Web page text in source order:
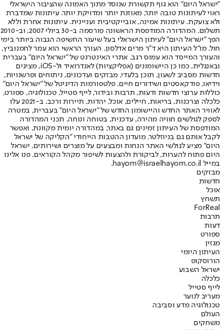
"ישראל היום" הוא גוף תקשורת שנוסד מתוך האמונה שהציבור הישראלי
ראוי לעיתונות טובה יותר, מאוזנת יותר ומדויקת יותר. עיתונות שמדברת
ולא צועקת. עיתונות אמינה, אובייקטיבית ועניינית. עיתונות אחרת וללא
תשלום. המהדורה המודפסת הראשונה פורסמה ב-30 ביולי 2007, וב-2010
הפך "ישראל היום" לעיתון הישראלי בעל שיעור החשיפה הגבוה ביותר בימי
חול. מו"ל העיתון היא ד"ר מרים אדלסון. העורך הראשי הוא עמר לחמנוביץ,
והעורך המייסד הוא עמוס רגב. אתרי האינטרנט של "ישראל היום" בעברית
ובאנגלית, כמו כן היישומונים (אפליקציות) לאנדרואיד ול-iOS, מציגים
חדשות מסביב לשעון, תוכן בלעדי, מבזקים ועדכונים, ניתוחים ופרשנויות,
וידיאו, פודקאסטים ושידורים חיים. פלטפורמות הדיגיטל של "ישראל היום"
כוללות ערוצי חדשות ודעות, תרבות ובידור, לייף סטייל, טכנולוגיה, ספורט,
כלכלה וצרכנות, בריאות, חיילים, אוכל, יהדות, תיירות ורכב. ב-2021 עלו
לאוויר האתר החדש והיישומון החדש של "ישראל היום" בעברית, במטרה
לספק לגולשים חוויה מהירה, עדכנית, בטוחה ונוחה. תכני המהדורה
המודפסת של העיתון זמינים גם באתר, במהדורה יומית מקוונת, ואפשר
לקבל אותם גם בניוזלטר. מועדון ההטבות הייחודי "הקליקה של ישראל
היום" מציע לגולשי האתר הנחות ומבצעים על מוצרים ושירותים. ישראל
היום פתוח להערות, לביקורת ולהצעות לשיפור מקהל הקוראים. פנו אלינו
במייל hayom@israelhayom.co.il.
מבזקים
חדשות
אוכל
תשחץ
ForReal
תרבות
דעות
ספורט
מגזין
העיתון היומי
הורוסקופ
ישראל השבוע
כלכלה
לייף סטייל
מעריב לנוער
טכנולוגיה מדע וסביבה
העולם
משחקים